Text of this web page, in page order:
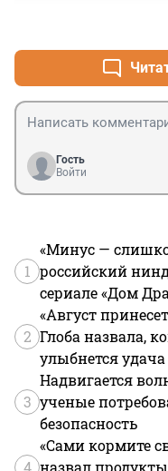
Гость
Войти
1
«Минус —
российский
сериале «Дом
2
«Август
Глоба назвала,
улыбнется удача
3
Надвигается
ученые
безопасность
4
«Сами кормите
назвал